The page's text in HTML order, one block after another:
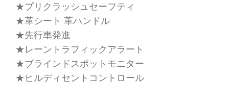
★プリクラッシュセーフティ
★革シート 革ハンドル
★先行車発進
★レーントラフィックアラート
★ブラインドスポットモニター
★ヒルディセントコントロール